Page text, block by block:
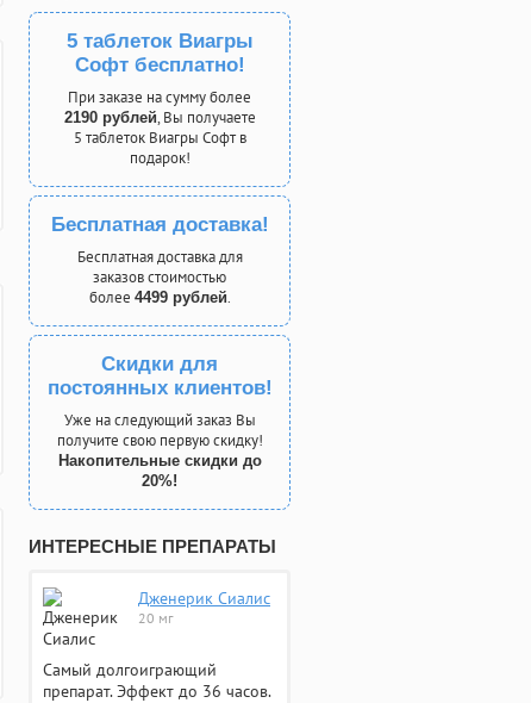
5 таблеток Виагры
Софт бесплатно!
При заказе на сумму более
2190 рублей, Вы получаете
5 таблеток Виагры Софт в
подарок!
Бесплатная доставка!
Бесплатная доставка для
заказов стоимостью
более 4499 рублей.
Скидки для
постоянных клиентов!
Уже на следующий заказ Вы
получите свою первую скидку!
Накопительные скидки до
20%!
ИНТЕРЕСНЫЕ ПРЕПАРАТЫ
Дженерик Сиалис
20 мг
Самый долгоиграющий
препарат. Эффект до 36 часов.